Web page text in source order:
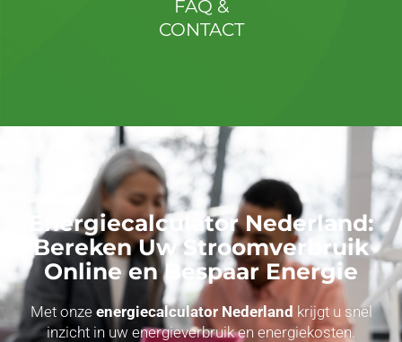
FAQ &
CONTACT
Energiecalculator Nederland:
Bereken Uw Stroomverbruik
Online en Bespaar Energie
Met onze energiecalculator Nederland krijgt u snel
inzicht in uw energieverbruik en energiekosten.